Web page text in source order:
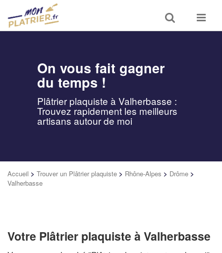
Toggle
search
Toggle
On vous fait gagner
du temps !
Plâtrier plaquiste à Valherbasse :
Trouvez rapidement les meilleurs
artisans autour de moi
Accueil > Trouver un Plâtrier plaquiste > Rhône-Alpes > Drôme >
Valherbasse
Votre Plâtrier plaquiste à Valherbasse